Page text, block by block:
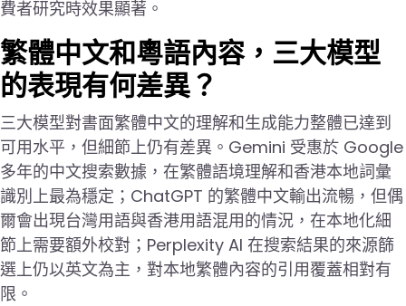
費者研究時效果顯著。
繁體中文和粵語內容，三大模型
的表現有何差異？
三大模型對書面繁體中文的理解和生成能力整體已達到
可用水平，但細節上仍有差異。Gemini 受惠於 Google
多年的中文搜索數據，在繁體語境理解和香港本地詞彙
識別上最為穩定；ChatGPT 的繁體中文輸出流暢，但偶
爾會出現台灣用語與香港用語混用的情況，在本地化細
節上需要額外校對；Perplexity AI 在搜索結果的來源篩
選上仍以英文為主，對本地繁體內容的引用覆蓋相對有
限。